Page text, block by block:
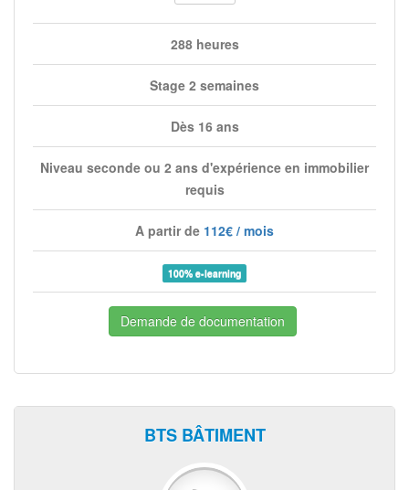
288 heures
Stage 2 semaines
Dès 16 ans
Niveau seconde ou 2 ans d'expérience en immobilier
requis
A partir de 112€ / mois
100% e-learning
Demande de documentation
BTS BÂTIMENT